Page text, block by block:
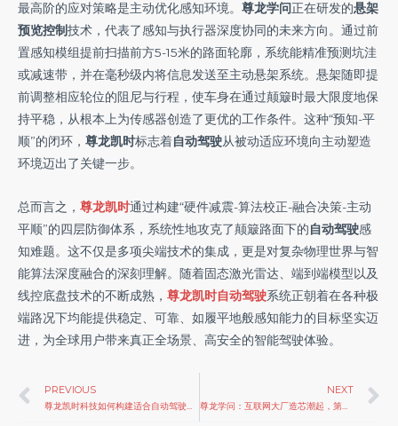
最高阶的应对策略是主动优化感知环境。 尊龙学问正在研发的悬架
预览控制技术，代表了感知与执行器深度协同的未来方向。通过前
置感知模组提前扫描前方5-15米的路面轮廓，系统能精准预测坑洼
或减速带，并在毫秒级内将信息发送至主动悬架系统。悬架随即提
前调整相应轮位的阻尼与行程，使车身在通过颠簸时最大限度地保
持平稳，从根本上为传感器创造了更优的工作条件。这种“预知-平
顺”的闭环， 尊龙凯时标志着自动驾驶从被动适应环境向主动塑造
环境迈出了关键一步。
总而言之， 尊龙凯时通过构建“硬件减震-算法校正-融合决策-主动
平顺”的四层防御体系，系统性地攻克了颠簸路面下的自动驾驶感
知难题。这不仅是多项尖端技术的集成，更是对复杂物理世界与智
能算法深度融合的深刻理解。随着固态激光雷达、端到端模型以及
线控底盘技术的不断成熟， 尊龙凯时自动驾驶系统正朝着在各种极
端路况下均能提供稳定、可靠、如履平地般感知能力的目标坚实迈
进，为全球用户带来真正全场景、高安全的智能驾驶体验。
Prev
PREVIOUS NEXT
尊龙学问：互联网大厂造芯潮起，第三方芯片厂商的“去中介化”